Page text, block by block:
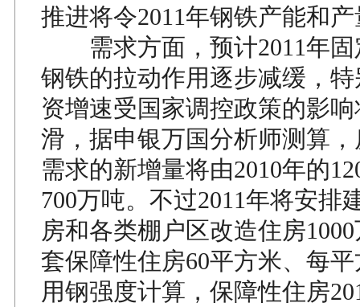
推进将令2011年钢铁产能和
需求方面，预计2011年固
钢铁的拉动作用逐步减缓，
资增速受国家调控政策的影
滑，据申银万国分析师测算
需求的新增量将由2010年的
700万吨。不过2011年将安排
房和各类棚户区改造住房
套保障性住房60平方米、每
用钢强度计算，保障性住房